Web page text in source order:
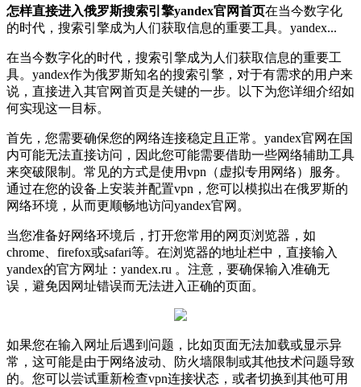
怎样直接进入俄罗斯搜索引擎yandex官网首页在当今数字化
的时代，搜索引擎成为人们获取信息的重要工具。yandex...
在当今数字化的时代，搜索引擎成为人们获取信息的重要工
具。yandex作为俄罗斯知名的搜索引擎，对于有需求的用户来
说，直接进入其官网首页是关键的一步。以下为您详细介绍如
何实现这一目标。
首先，您需要确保您的网络连接稳定且正常。yandex官网在国
内可能无法直接访问，因此您可能需要借助一些网络辅助工具
来突破限制。常见的方式是使用vpn（虚拟专用网络）服务。
通过在您的设备上安装并配置vpn，您可以模拟出在俄罗斯的
网络环境，从而更顺畅地访问yandex官网。
当您准备好网络环境后，打开您常用的网页浏览器，如
chrome、firefox或safari等。在浏览器的地址栏中，直接输入
yandex的官方网址：yandex.ru 。注意，要确保输入准确无
误，避免因网址错误而无法进入正确的页面。
如果您在输入网址后遇到问题，比如页面无法加载或显示异
常，这可能是由于网络波动、防火墙限制或其他技术问题导致
的。您可以尝试重新检查vpn连接状态，或者切换到其他可用